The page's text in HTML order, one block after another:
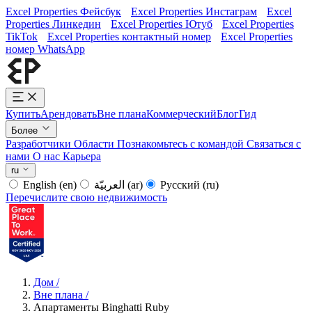
Excel Properties Фейсбук Excel Properties Инстаграм
Excel
Properties Линкедин
Excel Properties Ютуб
Excel Properties
TikTok
Excel Properties контактный номер
Excel Properties
номер WhatsApp
КупитьАрендоватьВне планаКоммерческийБлогГид
Более
Разработчики Области Познакомьтесь с командой Связаться с
нами О нас Карьера
ru
English (en) (ar) Русский (ru)
Перечислите свою недвижимость
Дом /
Вне плана /
Апартаменты Binghatti Ruby